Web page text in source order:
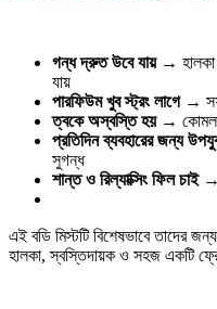
গন্ধ দ্রুত উবে যায় → হালকা
যায়
পারফিউম খুব স্ট্রং লাগে→
ত্বকে অস্বস্তি হয়→ কোমল,
প্রতিদিন ব্যবহারের জন্য
সুগন্ধ
শান্ত ও রিল্যাক্সিং ফিল চাই →
এই বডি মিস্টটি বিশেষভাবে তাদের
হালকা, স্বস্তিদায়ক ও সহজ একটি